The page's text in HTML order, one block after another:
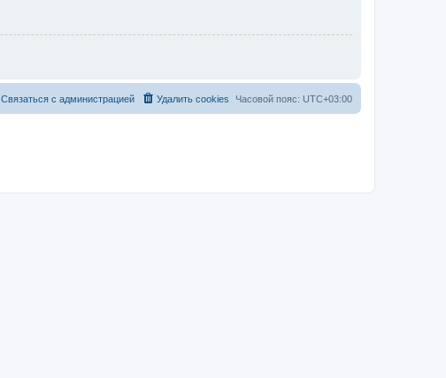
Часовой пояс: UTC+03:00
Удалить cookies
Связаться с администрацией